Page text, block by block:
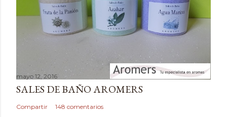
mayo 12, 2016
SALES DE BAÑO AROMERS
Compartir 148 comentarios